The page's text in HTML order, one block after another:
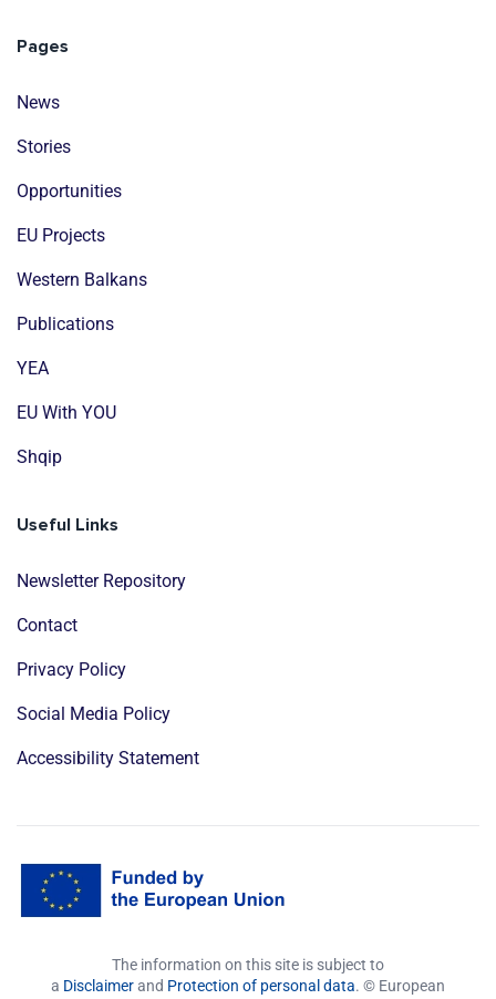
Pages
News
Stories
Opportunities
EU Projects
Western Balkans
Publications
YEA
EU With YOU
Shqip
Useful Links
Newsletter Repository
Contact
Privacy Policy
Social Media Policy
Accessibility Statement
The information on this site is subject to
a Disclaimerand Protection of personal data. © European